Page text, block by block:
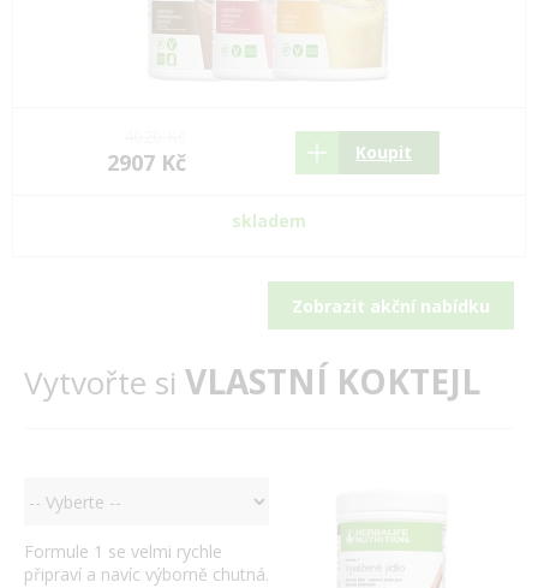
2907 Kč Koupit
skladem
Zobrazit akční nabídku
Vytvořte si VLASTNÍ KOKTEJL
Formule 1 se velmi rychle
připraví a navíc výborně chutná.